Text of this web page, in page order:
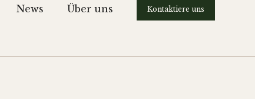
News Über uns Kontaktiere uns